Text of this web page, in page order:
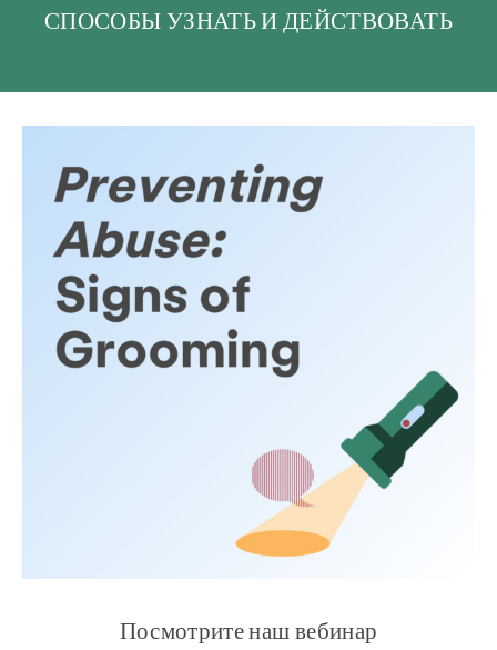
СПОСОБЫ УЗНАТЬ И ДЕЙСТВОВАТЬ
Посмотрите наш вебинар